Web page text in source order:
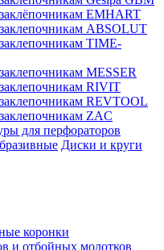
EMHART
ABSOLUT
TIME-
MESSER
RIVIT
REVTOOL
ZAC
для перфораторов
Диски и круги
коронки